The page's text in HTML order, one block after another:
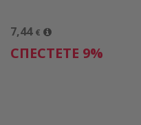
7,44 €
СПЕСТЕТЕ 9%